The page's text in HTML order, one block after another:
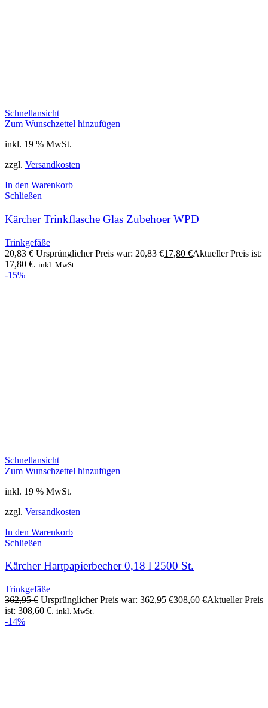
Schnellansicht
Zum Wunschzettel hinzufügen
inkl. 19 % MwSt.
zzgl. Versandkosten
In den Warenkorb
Schließen
Kärcher Trinkflasche Glas Zubehoer WPD
Trinkgefäße
20,83€ Ursprünglicher Preis war: 20,83 €17,80 €Aktueller Preis ist:
17,80 €. inkl. MwSt.
-15%
Schnellansicht
Zum Wunschzettel hinzufügen
inkl. 19 % MwSt.
zzgl. Versandkosten
In den Warenkorb
Schließen
Kärcher Hartpapierbecher 0,18 l 2500 St.
Trinkgefäße
362,95€ Ursprünglicher Preis war: 362,95 €308,60 €Aktueller Preis
ist: 308,60 €. inkl. MwSt.
-14%